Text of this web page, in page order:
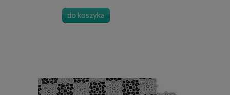
do koszyka